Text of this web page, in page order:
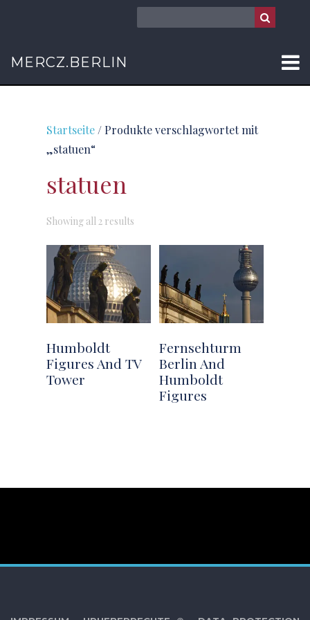
MERCZ.BERLIN
Startseite / Produkte verschlagwortet mit
„statuen“
statuen
Showing all 2 results
by
Humboldt
Figures And TV
Tower
Fernsehturm
Berlin And
Humboldt
Figures